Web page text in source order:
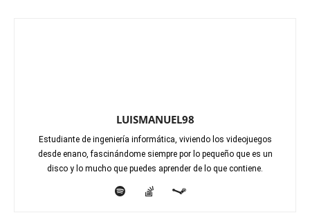
LUISMANUEL98
Estudiante de ingeniería informática, viviendo los videojuegos
desde enano, fascinándome siempre por lo pequeño que es un
disco y lo mucho que puedes aprender de lo que contiene.